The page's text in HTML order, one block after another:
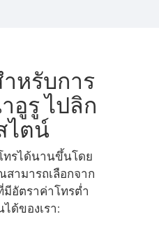
หรับการ
อูรู ไปลิก
ไตน์
ทรได้นานขึ้นโดย
สามารถเลือกจาก
มีอัตราค่าโทรต่ำ
ด้ของเรา: